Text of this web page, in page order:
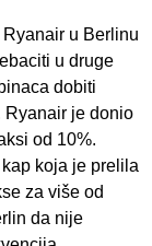
u Berlinu
u druge
dobiti
Ryanair je donio
od 10%.
koja je prelila
za više od
da nije